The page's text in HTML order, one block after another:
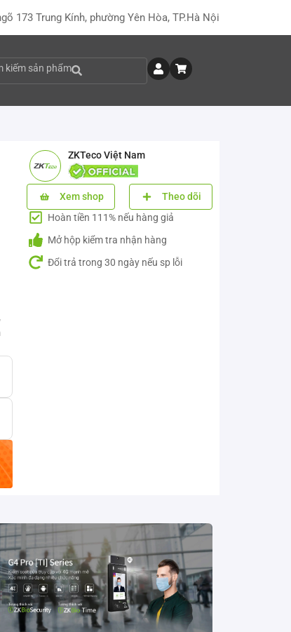
173 Trung Kính, phường Yên Hòa, TP.Hà Nội
kiếm sản phẩm
ZKTeco Việt Nam
Xem shop
Theo dõi
Hoàn tiền 111% nếu hàng giả
Mở hộp kiểm tra nhận hàng
Đổi trả trong 30 ngày nếu sp lỗi